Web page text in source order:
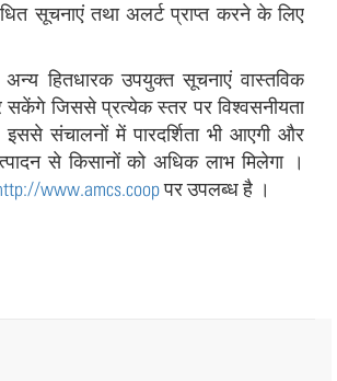
सूचनाएं तथा अलर्ट प्राप्‍त करने के लिए
हितधारक उपयुक्त सूचनाएं वास्‍तविक
सकेंगे जिससे प्रत्‍येक स्‍तर पर विश्वसनीयता
इससे संचालनों में पारदर्शिता भी आएगी और
से किसानों को अधिक लाभ मिलेगा ।
www.amcs.coopपर उपलब्‍ध है ।